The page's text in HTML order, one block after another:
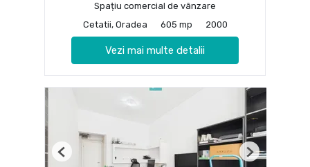
Spațiu comercial de vânzare
Cetatii, Oradea
605 mp 2000
Vezi mai multe detalii
Previous Next